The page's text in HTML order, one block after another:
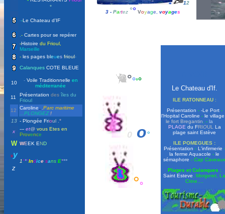
°
--Le Chateau d'IF
- Cartes pour se repérer
-Histoire du Frioul,
Marseille
- les pages bleues frioul-
Calanques COTE BLEUE
10 - Voile Traditionnelle en
méditerranée
11 Présentation des îles du
Frioul
12
Caroline
Parc maritime
...PLONGEZ !
13 - Plongée Frioul . °
x
--- et@ vous Etes en
Provence
W WEEK END
xy
z
1°°°Indice sans E°°°
12
3 -Partez °° Voyage, voyages
°°°°
0 o°
°°
Le Chateau d'If.
ILE RATONNEAU :
Présentation - -Le Port -
l'Hopital Caroline -le village
le fort Bregantin . - la
PLAGE du FRIOUL
La
plage saint Estève
ILE POMEGUES :
Présentation - L'infirmerie -
la ferme Aquacole- le
sémaphore - Cap
Plages et Calanques :
Saint Esteve
, Morgeret,
Crine....